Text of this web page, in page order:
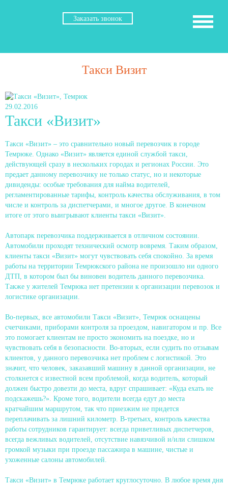
Заказать звонок
Такси Визит
29.02.2016
Такси «Визит»
Такси «Визит» – это сравнительно новый перевозчик в городе
Темрюке. Однако «Визит» является единой службой такси,
действующей сразу в нескольких городах и регионах России. Это
предает данному перевозчику не только статус, но и некоторые
дивиденды: особые требования для найма водителей,
регламентированные тарифы, контроль качества обслуживания, в том
числе и контроль за диспетчерами, и многое другое. В конечном
итоге от этого выигрывают клиенты такси «Визит».
Автопарк перевозчика поддерживается в отличном состоянии.
Автомобили проходят технический осмотр вовремя. Таким образом,
клиенты такси «Визит» могут чувствовать себя спокойно. За время
работы на территории Темрюкского района не произошло ни одного
ДТП, в котором был бы виновен водитель данного перевозчика.
Также у жителей Темрюка нет претензии к организации перевозок и
логистике организации.
Во-первых, все автомобили Такси «Визит», Темрюк оснащены
счетчиками, приборами контроля за проездом, навигатором и пр. Все
это помогает клиентам не просто экономить на поездке, но и
чувствовать себя в безопасности. Во-вторых, если судить по отзывам
клиентов, у данного перевозчика нет проблем с логистикой. Это
значит, что человек, заказавший машину в данной организации, не
столкнется с известной всем проблемой, когда водитель, который
должен быстро довезти до места, вдруг спрашивает: «Куда ехать не
подскажешь?». Кроме того, водители всегда едут до места
кратчайшим маршрутом, так что приезжим не придется
переплачивать за лишний километр. В-третьих, контроль качества
работы сотрудников гарантирует: всегда приветливых диспетчеров,
всегда вежливых водителей, отсутствие навязчивой и/или слишком
громкой музыки при проезде пассажира в машине, чистые и
ухоженные салоны автомобилей.
Такси «Визит» в Темрюке работает круглосуточно. В любое время дня